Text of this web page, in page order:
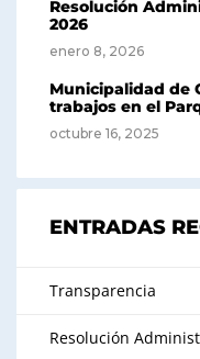
Resolución
2026
enero 8, 2026
Municipalidad de
trabajos en el
octubre 16, 2025
ENTRADAS
Transparencia
Resolución